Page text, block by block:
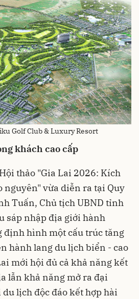
Golf Club & Luxury Resort
khách cao cấp
thảo "Gia Lai 2026: Kích
nguyên" vừa diễn ra tại Quy
Tuấn, Chủ tịch UBND tỉnh
sáp nhập địa giới hành
định hình một cấu trúc tăng
hành lang du lịch biển - cao
mới hội đủ cả khả năng kết
lẫn khả năng mở ra đại
lịch độc đáo kết hợp hài